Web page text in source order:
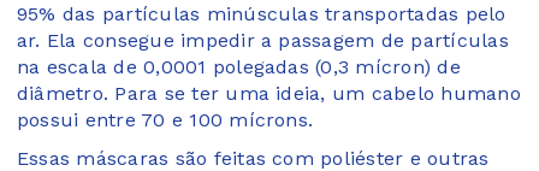
95% das partículas minúsculas transportadas pelo
ar. Ela consegue impedir a passagem de partículas
na escala de 0,0001 polegadas (0,3 mícron) de
diâmetro. Para se ter uma ideia, um cabelo humano
possui entre 70 e 100 mícrons.
Essas máscaras são feitas com poliéster e outras